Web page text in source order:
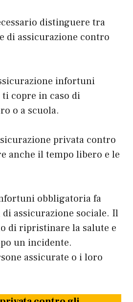
distinguere tra
di assicurazione contro
infortuni
copre in caso di
o a scuola.
privata contro
anche il tempo libero e le
obbligatoria fa
assicurazione sociale. Il
di ripristinare la salute e
un incidente.
assicurate o i loro